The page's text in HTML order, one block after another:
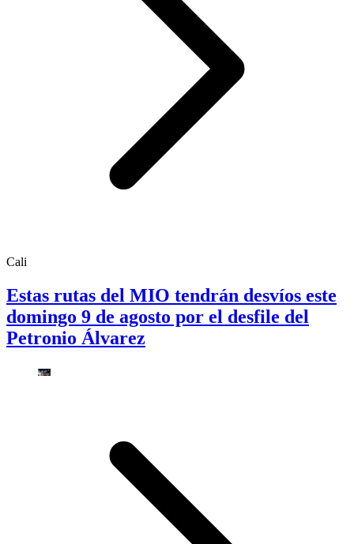
Cali
Estas rutas del MIO tendrán desvíos este
domingo 9 de agosto por el desfile del
Petronio Álvarez